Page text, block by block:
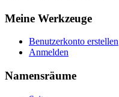
Meine Werkzeuge
Benutzerkonto erstellen
Anmelden
Namensräume